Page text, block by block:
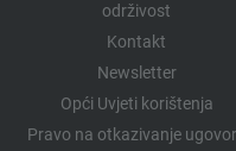
održivost
Kontakt
Newsletter
Opći Uvjeti korištenja
Pravo na otkazivanje